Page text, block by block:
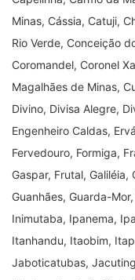
Minas, Cássia, Catuji,
Rio Verde, Conceição
Coromandel, Coronel
Magalhães de Minas,
Divino, Divisa Alegre,
Engenheiro Caldas,
Fervedouro, Formiga,
Gaspar, Frutal, Galiléia,
Guanhães, Guarda-
Inimutaba, Ipanema,
Itanhandu, Itaobim,
Jaboticatubas,